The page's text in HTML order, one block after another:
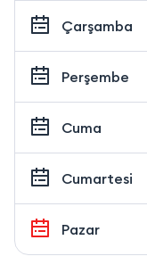
Çarşamba
Perşembe
Cuma
Cumartesi
Pazar